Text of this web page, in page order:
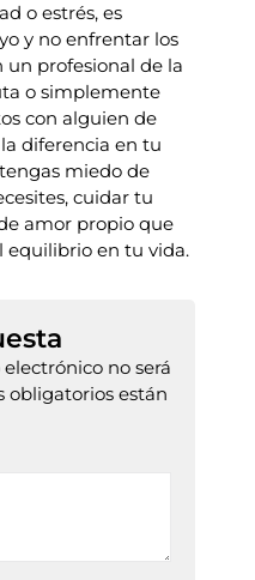
o estrés, es
y no enfrentar los
un profesional de la
o simplemente
con alguien de
diferencia en tu
miedo de
cuidar tu
amor propio que
equilibrio en tu vida.
no será
obligatorios están